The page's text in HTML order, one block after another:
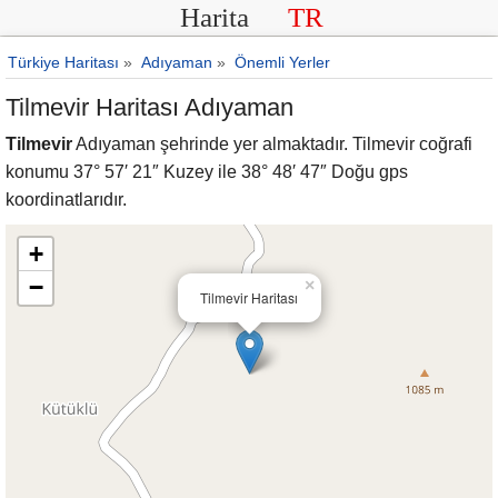
Harita TR
Türkiye Haritası » Adıyaman » Önemli Yerler
Tilmevir Haritası Adıyaman
TilmevirAdıyaman şehrinde yer almaktadır. Tilmevir coğrafi
konumu 37° 57′ 21″ Kuzey ile 38° 48′ 47″ Doğu gps
koordinatlarıdır.
Tilmevir Haritası
×
+
−